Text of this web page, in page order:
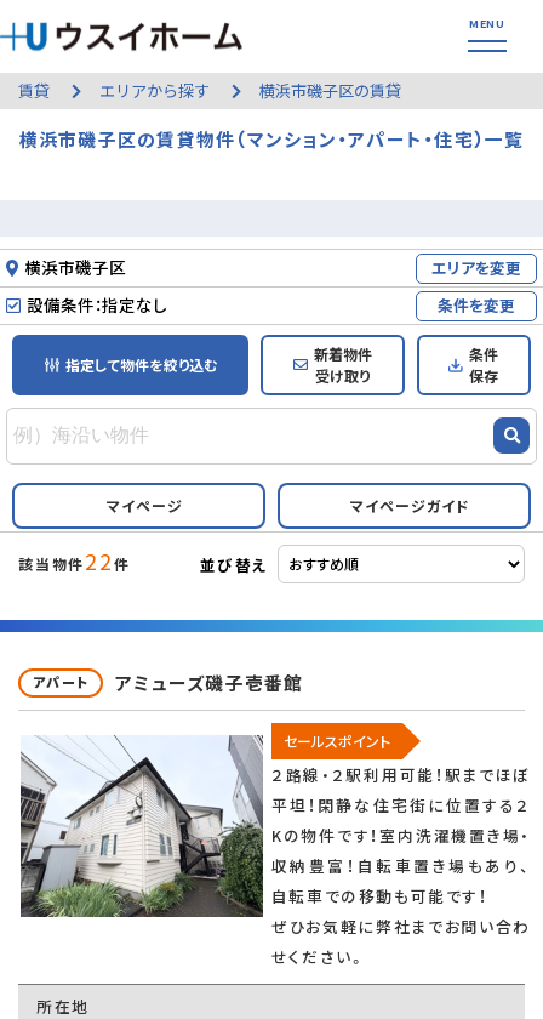
賃貸 エリアから探す 横浜市磯子区の賃貸
横浜市磯子区の賃貸物件（マンション・アパート・住宅）一覧
横浜市磯子区 エリアを変更
設備条件：指定なし 条件を変更
指定して物件を絞り込む
新着物件
受け取り
条件
保存
マイページ マイページガイド
該当物件22件 並び替え
アパート アミューズ磯子壱番館
セールスポイント
２路線・２駅利用可能！駅までほぼ
平坦！閑静な住宅街に位置する２
Kの物件です！室内洗濯機置き場・
収納豊富！自転車置き場もあり、
自転車での移動も可能です！
ぜひお気軽に弊社までお問い合わ
せください。
所在地